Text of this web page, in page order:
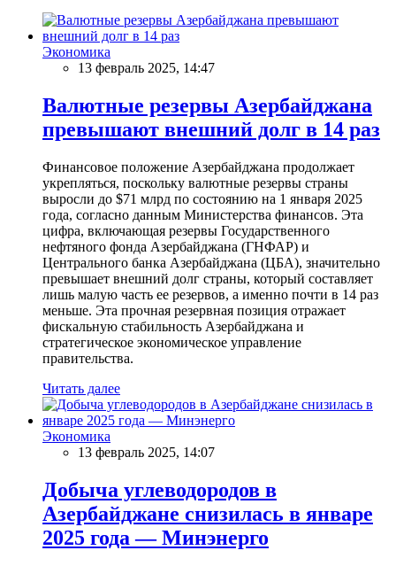
Экономика
13 февраль 2025, 14:47
Валютные резервы Азербайджана
превышают внешний долг в 14 раз
Финансовое положение Азербайджана продолжает
укрепляться, поскольку валютные резервы страны
выросли до $71 млрд по состоянию на 1 января 2025
года, согласно данным Министерства финансов. Эта
цифра, включающая резервы Государственного
нефтяного фонда Азербайджана (ГНФАР) и
Центрального банка Азербайджана (ЦБА), значительно
превышает внешний долг страны, который составляет
лишь малую часть ее резервов, а именно почти в 14 раз
меньше. Эта прочная резервная позиция отражает
фискальную стабильность Азербайджана и
стратегическое экономическое управление
правительства.
Читать далее
Экономика
13 февраль 2025, 14:07
Добыча углеводородов в
Азербайджане снизилась в январе
2025 года — Минэнерго